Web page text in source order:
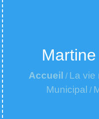
Accueil / La vie
Municipal /